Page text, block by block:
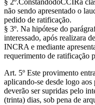
§ 2º.ConstandodoCCIRa
não sendo apresentado o
pedido de ratificação.
§ 3º. Na hipótese do
interessado, após realizara
INCRA e mediante
requerimento de ratificação
Art. 5º Este provimento
aplicando-se desde logo aos
deverão ser supridas pelo
(trinta) dias, sob pena de